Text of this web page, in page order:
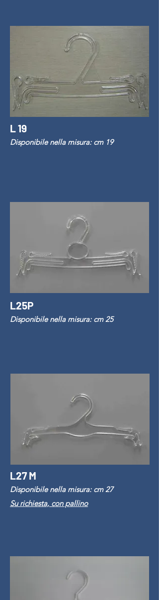
L 19
Disponibile nella misura: cm 19
L25P
Disponibile nella misura: cm 25
L27 M
Disponibile nella misura: cm 27
Su richiesta, con pallino